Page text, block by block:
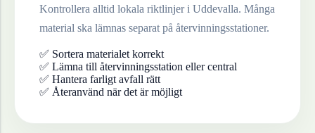
Kontrollera alltid lokala riktlinjer i Uddevalla. Många
material ska lämnas separat på återvinningsstationer.
✅ Sortera materialet korrekt
✅ Lämna till återvinningsstation eller central
✅ Hantera farligt avfall rätt
✅ Återanvänd när det är möjligt